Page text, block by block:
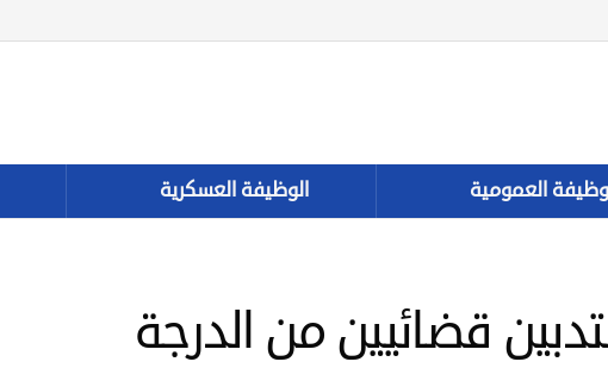
العمومية الوظيفة العسكرية
قضائيين من الدرجة